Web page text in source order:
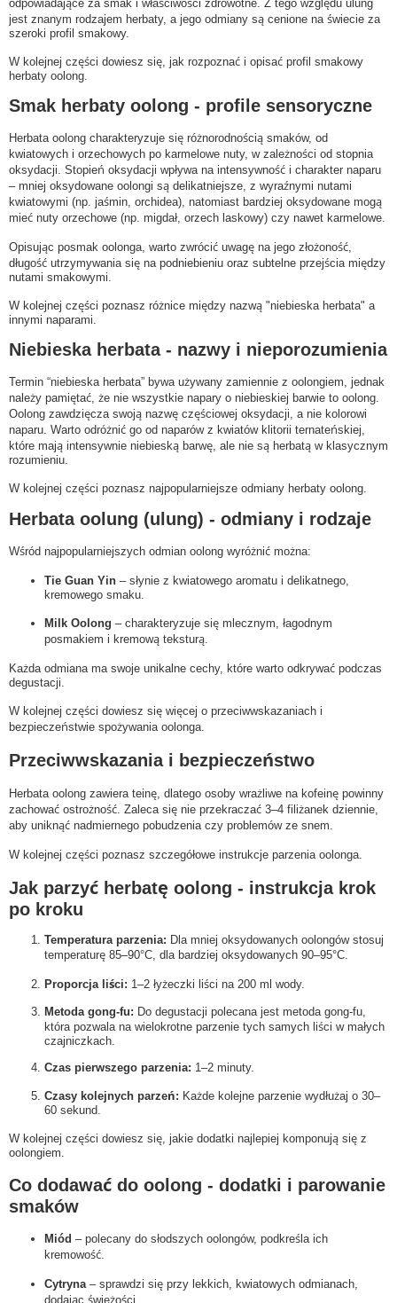
odpowiadające za smak i właściwości zdrowotne. Z tego względu ulung
jest znanym rodzajem herbaty, a jego odmiany są cenione na świecie za
szeroki profil smakowy.
W kolejnej części dowiesz się, jak rozpoznać i opisać profil smakowy
herbaty oolong.
Smak herbaty oolong - profile sensoryczne
Herbata oolong charakteryzuje się różnorodnością smaków, od
kwiatowych i orzechowych po karmelowe nuty, w zależności od stopnia
oksydacji. Stopień oksydacji wpływa na intensywność i charakter naparu
– mniej oksydowane oolongi są delikatniejsze, z wyraźnymi nutami
kwiatowymi (np. jaśmin, orchidea), natomiast bardziej oksydowane mogą
mieć nuty orzechowe (np. migdał, orzech laskowy) czy nawet karmelowe.
Opisując posmak oolonga, warto zwrócić uwagę na jego złożoność,
długość utrzymywania się na podniebieniu oraz subtelne przejścia między
nutami smakowymi.
W kolejnej części poznasz różnice między nazwą "niebieska herbata" a
innymi naparami.
Niebieska herbata - nazwy i nieporozumienia
Termin “niebieska herbata” bywa używany zamiennie z oolongiem, jednak
należy pamiętać, że nie wszystkie napary o niebieskiej barwie to oolong.
Oolong zawdzięcza swoją nazwę częściowej oksydacji, a nie kolorowi
naparu. Warto odróżnić go od naparów z kwiatów klitorii ternateńskiej,
które mają intensywnie niebieską barwę, ale nie są herbatą w klasycznym
rozumieniu.
W kolejnej części poznasz najpopularniejsze odmiany herbaty oolong.
Herbata oolung (ulung) - odmiany i rodzaje
Wśród najpopularniejszych odmian oolong wyróżnić można:
Tie Guan Yin – słynie z kwiatowego aromatu i delikatnego,
kremowego smaku.
Milk Oolong – charakteryzuje się mlecznym, łagodnym
posmakiem i kremową teksturą.
Każda odmiana ma swoje unikalne cechy, które warto odkrywać podczas
degustacji.
W kolejnej części dowiesz się więcej o przeciwwskazaniach i
bezpieczeństwie spożywania oolonga.
Przeciwwskazania i bezpieczeństwo
Herbata oolong zawiera teinę, dlatego osoby wrażliwe na kofeinę powinny
zachować ostrożność. Zaleca się nie przekraczać 3–4 filiżanek dziennie,
aby uniknąć nadmiernego pobudzenia czy problemów ze snem.
W kolejnej części poznasz szczegółowe instrukcje parzenia oolonga.
Jak parzyć herbatę oolong - instrukcja krok
po kroku
Temperatura parzenia: Dla mniej oksydowanych oolongów stosuj
temperaturę 85–90°C, dla bardziej oksydowanych 90–95°C.
Proporcja liści: 1–2 łyżeczki liści na 200 ml wody.
Metoda gong-fu: Do degustacji polecana jest metoda gong-fu,
która pozwala na wielokrotne parzenie tych samych liści w małych
czajniczkach.
Czas pierwszego parzenia: 1–2 minuty.
Czasy kolejnych parzeń: Każde kolejne parzenie wydłużaj o 30–
60 sekund.
W kolejnej części dowiesz się, jakie dodatki najlepiej komponują się z
oolongiem.
Co dodawać do oolong - dodatki i parowanie
smaków
Miód – polecany do słodszych oolongów, podkreśla ich
kremowość.
Cytryna– sprawdzi się przy lekkich, kwiatowych odmianach,
dodając świeżości.